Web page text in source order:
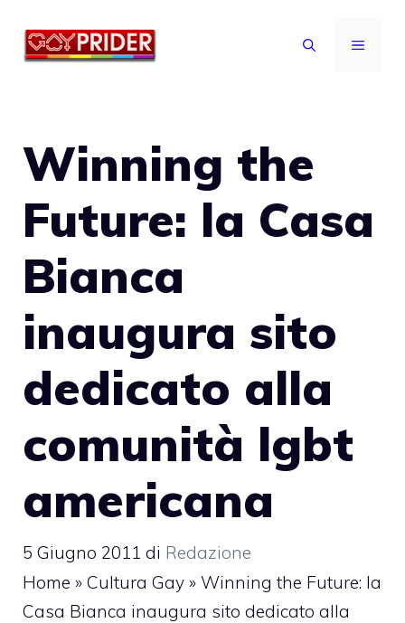
MENU
Winning the
Future: la Casa
Bianca
inaugura sito
dedicato alla
comunità lgbt
americana
5 Giugno 2011 di Redazione
Home » Cultura Gay » Winning the Future: la
Casa Bianca inaugura sito dedicato alla